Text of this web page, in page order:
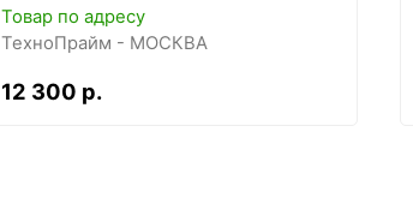
Товар по адресу
ТехноПрайм - МОСКВА
12 300 р.